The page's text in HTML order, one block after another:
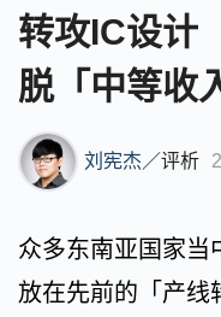
转攻IC设计
脱「中等收
刘宪杰／评析
众多东南亚国家当
放在先前的「产线